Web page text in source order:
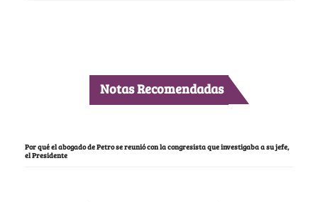
Notas Recomendadas
Por qué el abogado de Petro se reunió con la congresista que investigaba a su jefe,
el Presidente